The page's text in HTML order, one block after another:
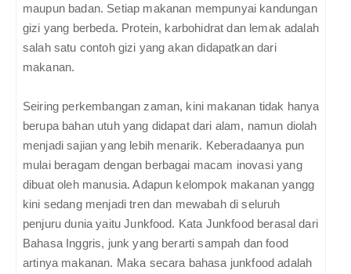
maupun badan. Setiap makanan mempunyai kandungan
gizi yang berbeda. Protein, karbohidrat dan lemak adalah
salah satu contoh gizi yang akan didapatkan dari
makanan.
Seiring perkembangan zaman, kini makanan tidak hanya
berupa bahan utuh yang didapat dari alam, namun diolah
menjadi sajian yang lebih menarik. Keberadaanya pun
mulai beragam dengan berbagai macam inovasi yang
dibuat oleh manusia. Adapun kelompok makanan yangg
kini sedang menjadi tren dan mewabah di seluruh
penjuru dunia yaitu Junkfood. Kata Junkfood berasal dari
Bahasa Inggris, junk yang berarti sampah dan food
artinya makanan. Maka secara bahasa junkfood adalah